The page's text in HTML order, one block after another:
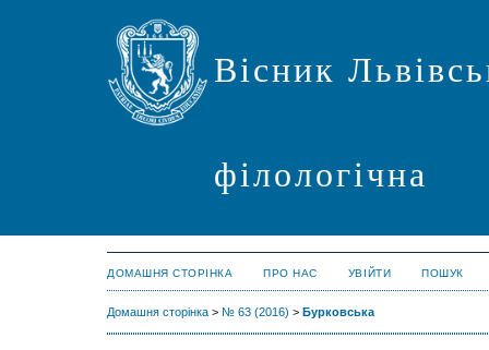
Вісник
філологічна
ДОМАШНЯ СТОРІНКА ПРО НАС УВІЙТИ ПОШУК
Домашня сторінка > № 63 (2016) > Бурковська